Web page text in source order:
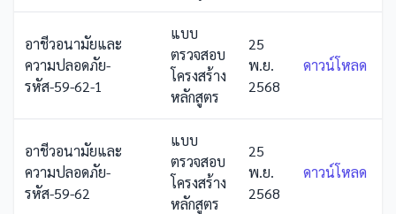
อาชีวอนามัยและ
ความปลอดภัย-
รหัส-59-62-1
แบบ
ตรวจสอบ
โครงสร้าง
หลักสูตร
25
พ.ย.
2568
ดาวน์โหลด
อาชีวอนามัยและ
ความปลอดภัย-
รหัส-59-62
แบบ
ตรวจสอบ
โครงสร้าง
หลักสูตร
25
พ.ย.
2568
ดาวน์โหลด